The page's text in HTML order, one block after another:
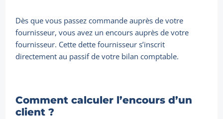
Dès que vous passez commande auprès de votre
fournisseur, vous avez un encours auprès de votre
fournisseur. Cette dette fournisseur s’inscrit
directement au passif de votre bilan comptable.
Comment calculer l’encours d’un
client ?